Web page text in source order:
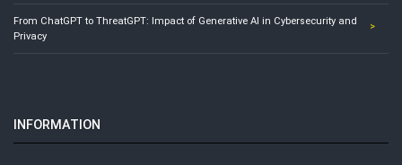
From ChatGPT to ThreatGPT: Impact of Generative AI in Cybersecurity and
Privacy
INFORMATION